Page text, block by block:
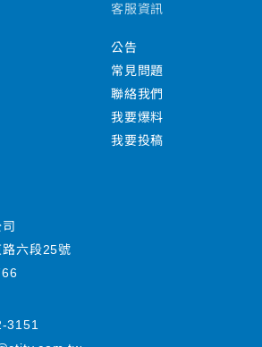
客服資訊
公告
常見問題
聯絡我們
我要爆料
我要投稿
六段25號
3151